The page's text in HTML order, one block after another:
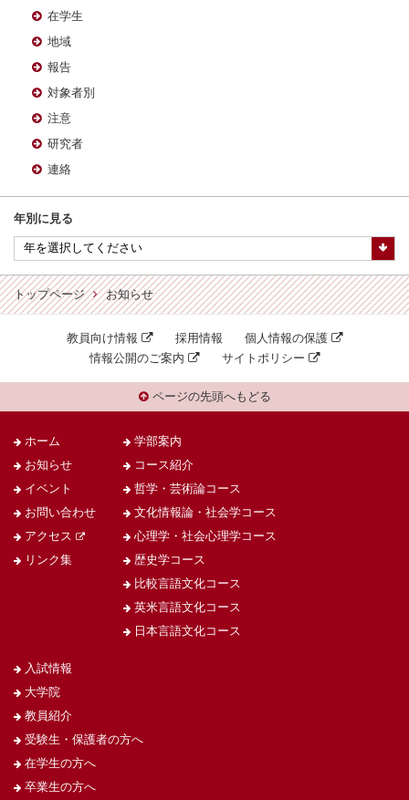
在学生
地域
報告
対象者別
注意
研究者
連絡
年別に見る
トップページ お知らせ
教員向け情報 採用情報
個人情報の保護
情報公開のご案内
サイトポリシー
ページの先頭へもどる
ホーム
お知らせ
イベント
お問い合わせ
アクセス
リンク集
学部案内
コース紹介
哲学・芸術論コース
文化情報論・社会学コース
心理学・社会心理学コース
歴史学コース
比較言語文化コース
英米言語文化コース
日本言語文化コース
入試情報
大学院
教員紹介
受験生・保護者の方へ
在学生の方へ
卒業生の方へ